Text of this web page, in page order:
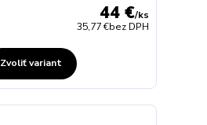
44 €/ks
35,77 €bez DPH
Zvoliť variant